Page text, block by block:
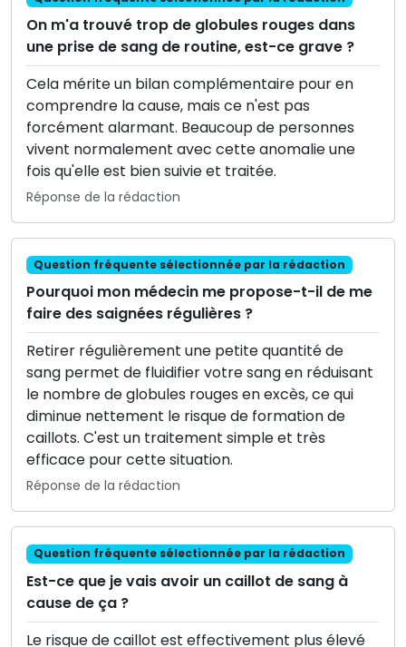
On m'a trouvé trop de globules rouges dans
une prise de sang de routine, est-ce grave ?
Cela mérite un bilan complémentaire pour en
comprendre la cause, mais ce n'est pas
forcément alarmant. Beaucoup de personnes
vivent normalement avec cette anomalie une
fois qu'elle est bien suivie et traitée.
Réponse de la rédaction
Question fréquente sélectionnée par la rédaction
Pourquoi mon médecin me propose-t-il de me
faire des saignées régulières ?
Retirer régulièrement une petite quantité de
sang permet de fluidifier votre sang en réduisant
le nombre de globules rouges en excès, ce qui
diminue nettement le risque de formation de
caillots. C'est un traitement simple et très
efficace pour cette situation.
Réponse de la rédaction
Question fréquente sélectionnée par la rédaction
Est-ce que je vais avoir un caillot de sang à
cause de ça ?
Le risque de caillot est effectivement plus élevé